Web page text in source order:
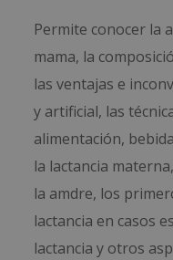
Permite conocer la
mama, la
las ventajas e
y artificial, las
alimentación,
la lactancia
la amdre, los
lactancia en casos
lactancia y otros